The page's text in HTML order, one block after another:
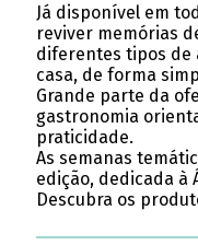
Já disponível em
reviver memórias
diferentes tipos de
casa, de forma
Grande parte da
gastronomia
praticidade.
As semanas
edição, dedicada à
Descubra os